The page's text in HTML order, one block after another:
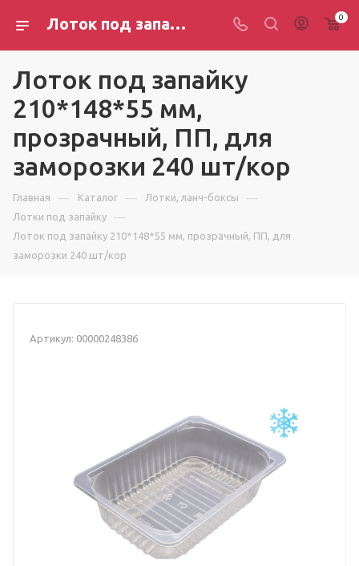
Лоток под запайку 210*148*55 мм, прозрачный, ПП, для заморозки 240 шт/кор 0
Лоток под запайку
210*148*55 мм,
прозрачный, ПП, для
заморозки 240 шт/кор
Главная — Каталог — Лотки, ланч-боксы —
Лотки под запайку —
Лоток под запайку 210*148*55 мм, прозрачный, ПП, для
заморозки 240 шт/кор
Артикул: 00000248386